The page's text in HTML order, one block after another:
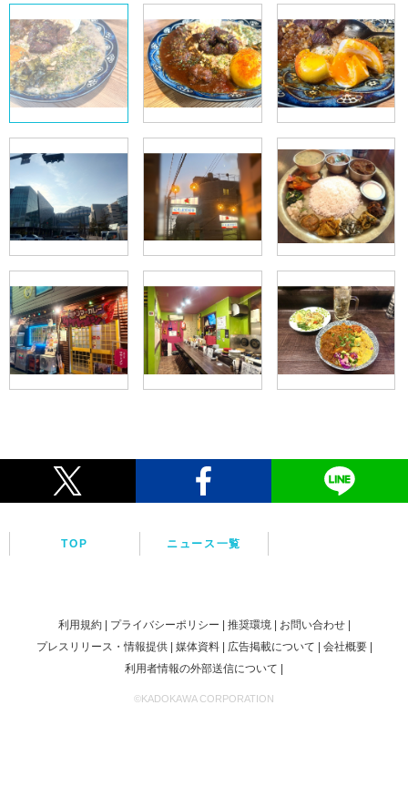
TOP ニュース一覧
利用規約 プライバシーポリシー 推奨環境
お問い合わせ
プレスリリース・情報提供
媒体資料 広告掲載について
会社概要
利用者情報の外部送信について
©KADOKAWA CORPORATION